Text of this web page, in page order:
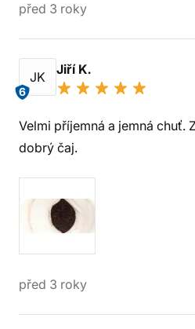
před 3 roky
JK
6
Jiří K.
Velmi příjemná a jemná chuť.
dobrý čaj.
před 3 roky